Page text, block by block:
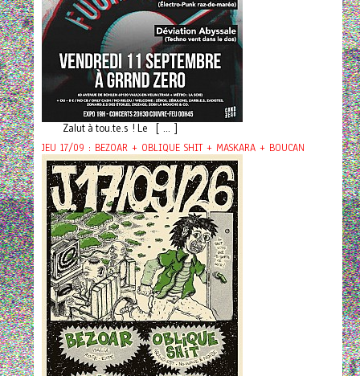
Zalut à tou.te.s ! Le [ ... ]
JEU 17/09 : BEZOAR + OBLIQUE SHIT + MASKARA + BOUCAN